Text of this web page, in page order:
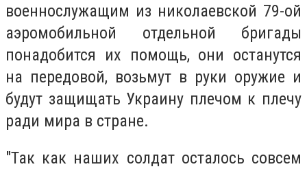
военнослужащим из николаевской 79-ой
аэромобильной отдельной бригады
понадобится их помощь, они останутся
на передовой, возьмут в руки оружие и
будут защищать Украину плечом к плечу
ради мира в стране.
"Так как наших солдат осталось совсем